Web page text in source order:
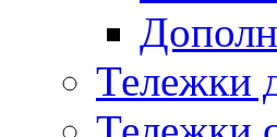
Тележки